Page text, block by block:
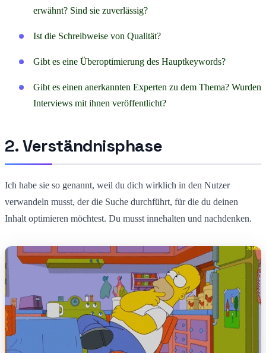
erwähnt? Sind sie zuverlässig?
Ist die Schreibweise von Qualität?
Gibt es eine Überoptimierung des Hauptkeywords?
Gibt es einen anerkannten Experten zu dem Thema? Wurden
Interviews mit ihnen veröffentlicht?
2. Verständnisphase
Ich habe sie so genannt, weil du dich wirklich in den Nutzer
verwandeln musst, der die Suche durchführt, für die du deinen
Inhalt optimieren möchtest. Du musst innehalten und nachdenken.